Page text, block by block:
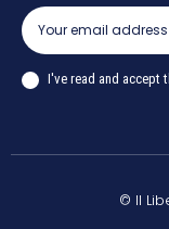
I've read and accept
© Il